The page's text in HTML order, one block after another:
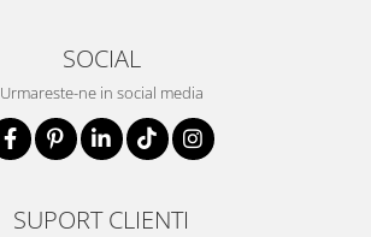
SOCIAL
Urmareste-ne in social media
SUPORT CLIENTI